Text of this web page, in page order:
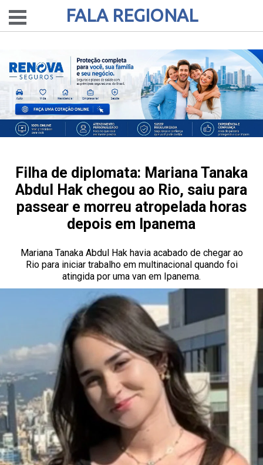
FALA REGIONAL
Filha de diplomata: Mariana Tanaka
Abdul Hak chegou ao Rio, saiu para
passear e morreu atropelada horas
depois em Ipanema
Mariana Tanaka Abdul Hak havia acabado de chegar ao
Rio para iniciar trabalho em multinacional quando foi
atingida por uma van em Ipanema.